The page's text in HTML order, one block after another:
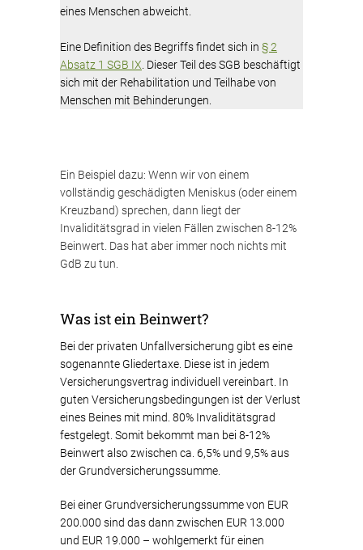
eines Menschen abweicht.
Eine Definition des Begriffs findet sich in § 2
Absatz 1 SGB IX . Dieser Teil des SGB beschäftigt
sich mit der Rehabilitation und Teilhabe von
Menschen mit Behinderungen.
Ein Beispiel dazu: Wenn wir von einem
vollständig geschädigten Meniskus (oder einem
Kreuzband) sprechen, dann liegt der
Invaliditätsgrad in vielen Fällen zwischen 8-12%
Beinwert. Das hat aber immer noch nichts mit
GdB zu tun.
Was ist ein Beinwert?
Bei der privaten Unfallversicherung gibt es eine
sogenannte Gliedertaxe. Diese ist in jedem
Versicherungsvertrag individuell vereinbart. In
guten Versicherungsbedingungen ist der Verlust
eines Beines mit mind. 80% Invaliditätsgrad
festgelegt. Somit bekommt man bei 8-12%
Beinwert also zwischen ca. 6,5% und 9,5% aus
der Grundversicherungssumme.
Bei einer Grundversicherungssumme von EUR
200.000 sind das dann zwischen EUR 13.000
und EUR 19.000 – wohlgemerkt für einen